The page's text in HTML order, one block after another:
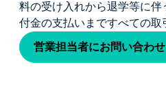
料の受け入れから退学等に
付金の支払いまですべての取
営業担当者にお問い合わ